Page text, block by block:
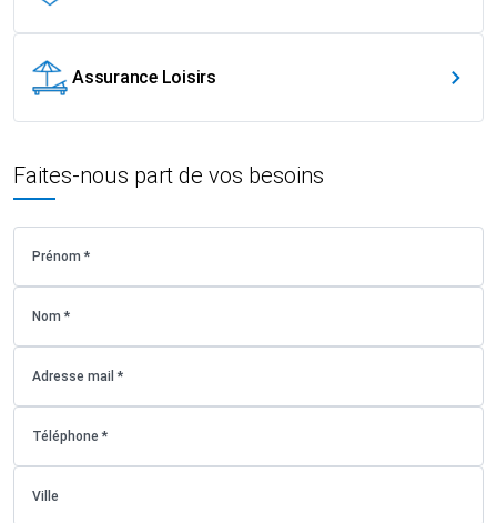
Assurance Loisirs
Faites-nous part de vos besoins